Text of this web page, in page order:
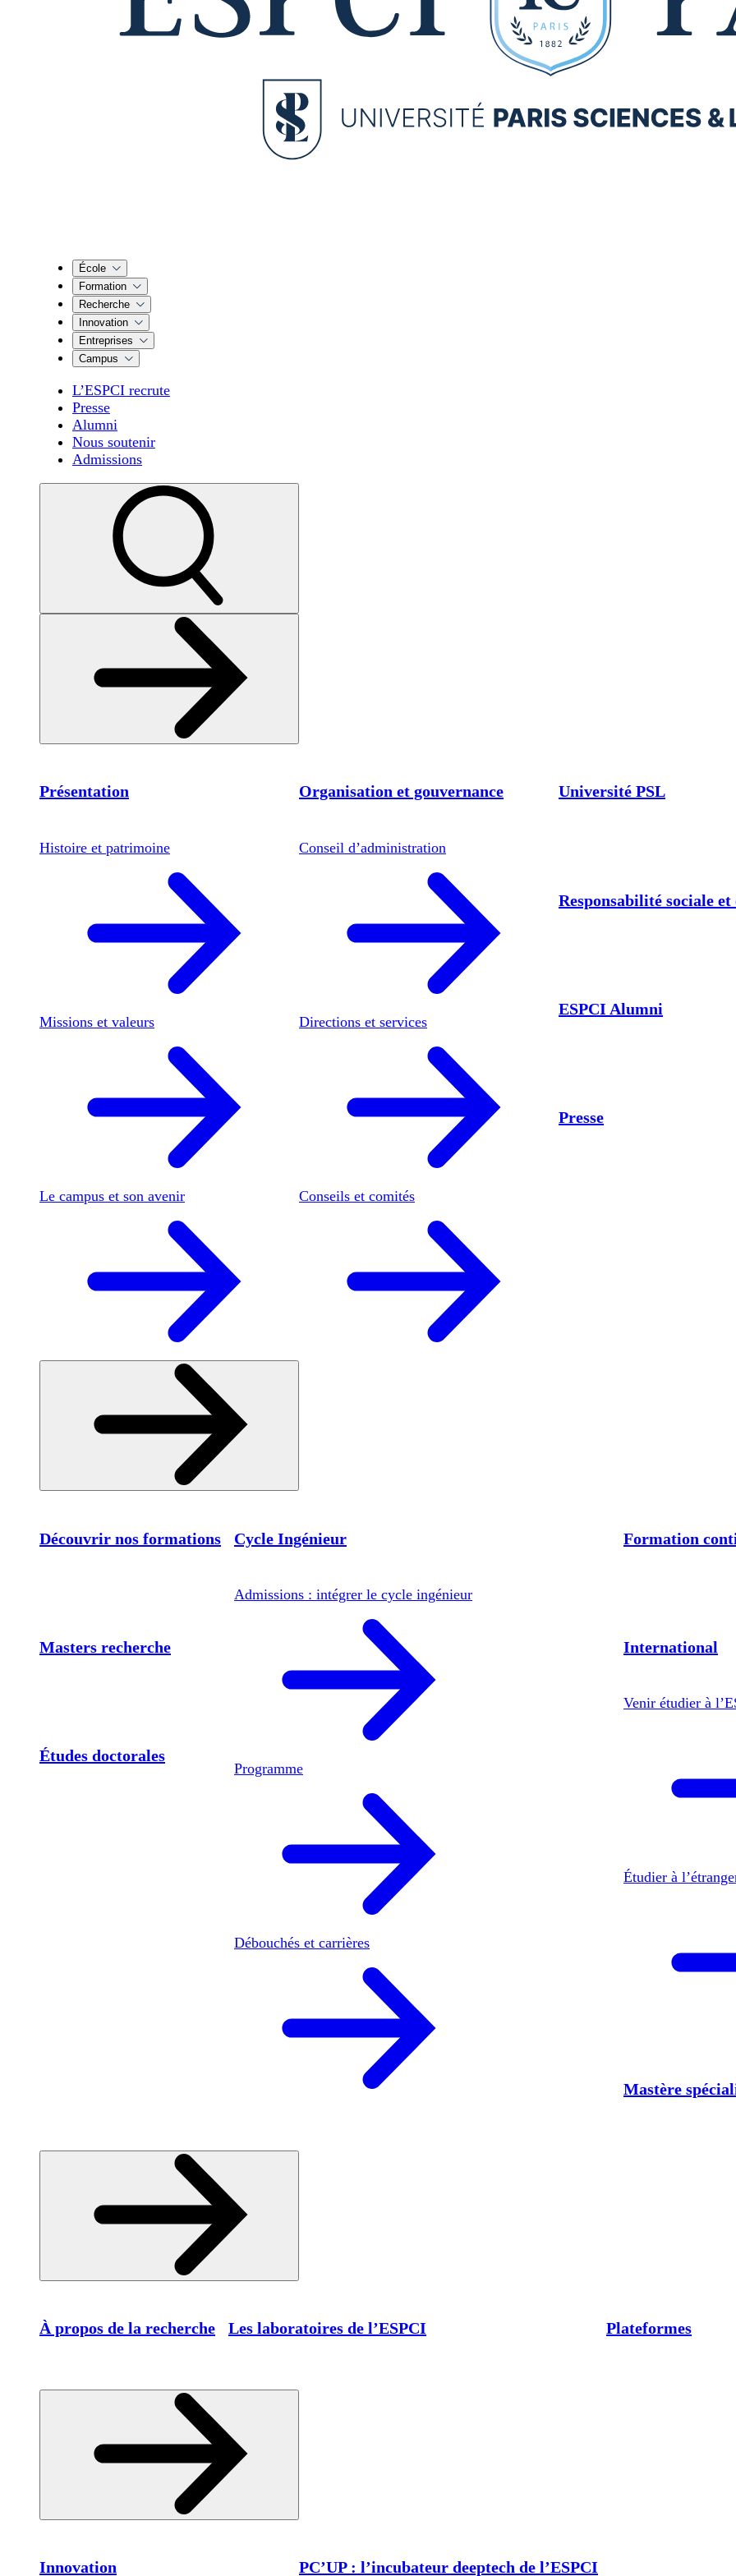
École
Formation
Recherche
Innovation
Entreprises
Campus
L’ESPCI recrute
Presse
Alumni
Nous soutenir
Admissions
Présentation
Histoire et patrimoine
Missions et valeurs
Le campus et son avenir
Organisation et gouvernance
Conseil d’administration
Directions et services
Conseils et comités
Université PSL
Responsabilité sociale
ESPCI Alumni
Presse
Découvrir nos formations Cycle Ingénieur
Admissions : intégrer le cycle ingénieur
Programme
Débouchés et carrières
Formation
International
Venir étudier à
Étudier à
Masters recherche
Études doctorales
Mastère
À propos de la recherche Les laboratoires de l’ESPCI Plateformes
Innovation PC’UP : l’incubateur deeptech de l’ESPCI